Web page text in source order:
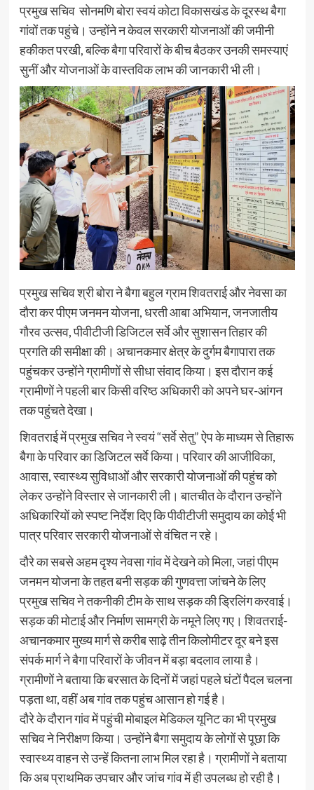
प्रमुख सचिव सोनमणि बोरा स्वयं कोटा विकासखंड के दूरस्थ बैगा
गांवों तक पहुंचे। उन्होंने न केवल सरकारी योजनाओं की जमीनी
हकीकत परखी, बल्कि बैगा परिवारों के बीच बैठकर उनकी समस्याएं
सुनीं और योजनाओं के वास्तविक लाभ की जानकारी भी ली।
प्रमुख सचिव श्री बोरा ने बैगा बहुल ग्राम शिवतराई और नेवसा का
दौरा कर पीएम जनमन योजना, धरती आबा अभियान, जनजातीय
गौरव उत्सव, पीवीटीजी डिजिटल सर्वे और सुशासन तिहार की
प्रगति की समीक्षा की। अचानकमार क्षेत्र के दुर्गम बैगापारा तक
पहुंचकर उन्होंने ग्रामीणों से सीधा संवाद किया। इस दौरान कई
ग्रामीणों ने पहली बार किसी वरिष्ठ अधिकारी को अपने घर-आंगन
तक पहुंचते देखा।
शिवतराई में प्रमुख सचिव ने स्वयं “सर्वे सेतु” ऐप के माध्यम से तिहारू
बैगा के परिवार का डिजिटल सर्वे किया। परिवार की आजीविका,
आवास, स्वास्थ्य सुविधाओं और सरकारी योजनाओं की पहुंच को
लेकर उन्होंने विस्तार से जानकारी ली। बातचीत के दौरान उन्होंने
अधिकारियों को स्पष्ट निर्देश दिए कि पीवीटीजी समुदाय का कोई भी
पात्र परिवार सरकारी योजनाओं से वंचित न रहे।
दौरे का सबसे अहम दृश्य नेवसा गांव में देखने को मिला, जहां पीएम
जनमन योजना के तहत बनी सड़क की गुणवत्ता जांचने के लिए
प्रमुख सचिव ने तकनीकी टीम के साथ सड़क की ड्रिलिंग करवाई।
सड़क की मोटाई और निर्माण सामग्री के नमूने लिए गए। शिवतराई-
अचानकमार मुख्य मार्ग से करीब साढ़े तीन किलोमीटर दूर बने इस
संपर्क मार्ग ने बैगा परिवारों के जीवन में बड़ा बदलाव लाया है।
ग्रामीणों ने बताया कि बरसात के दिनों में जहां पहले घंटों पैदल चलना
पड़ता था, वहीं अब गांव तक पहुंच आसान हो गई है।
दौरे के दौरान गांव में पहुंची मोबाइल मेडिकल यूनिट का भी प्रमुख
सचिव ने निरीक्षण किया। उन्होंने बैगा समुदाय के लोगों से पूछा कि
स्वास्थ्य वाहन से उन्हें कितना लाभ मिल रहा है। ग्रामीणों ने बताया
कि अब प्राथमिक उपचार और जांच गांव में ही उपलब्ध हो रही है।